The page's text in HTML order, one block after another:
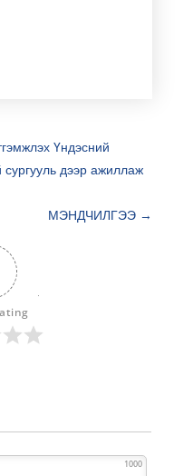
Үндэсний
дээр ажиллаж
МЭНДЧИЛГЭЭ →
1000